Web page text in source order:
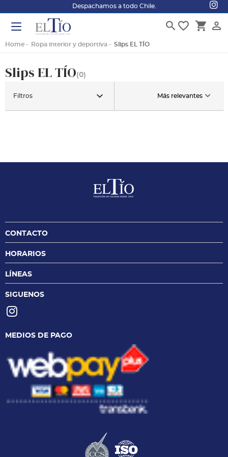
Despachamos a todo Chile.
person_outline
shopping_cart
favorite_border
search
Home Ropa interior y deportiva Slips EL TÍO
Slips EL TÍO(0)
Más relevantes
Filtros keyboard_arrow_down
CONTACTO
HORARIOS
LÍNEAS
SIGUENOS
MEDIOS DE PAGO